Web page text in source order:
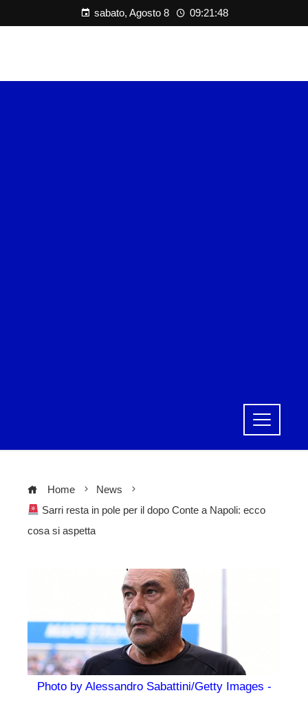
sabato, Agosto 8 09:21:48
Home
News
Sarri resta in pole per il dopo Conte a Napoli: ecco
cosa si aspetta
Photo by Alessandro Sabattini/Getty Images -